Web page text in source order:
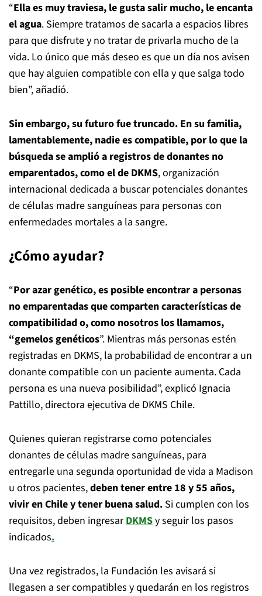
“Ella es muy traviesa, le gusta salir mucho, le encanta
el agua. Siempre tratamos de sacarla a espacios libres
para que disfrute y no tratar de privarla mucho de la
vida. Lo único que más deseo es que un día nos avisen
que hay alguien compatible con ella y que salga todo
bien”, añadió.
Sin embargo, su futuro fue truncado. En su familia,
lamentablemente, nadie es compatible, por lo que la
búsqueda se amplió a registros de donantes no
emparentados, como el de DKMS, organización
internacional dedicada a buscar potenciales donantes
de células madre sanguíneas para personas con
enfermedades mortales a la sangre.
¿Cómo ayudar?
“Por azar genético, es posible encontrar a personas
no emparentadas que comparten características de
compatibilidad o, como nosotros los llamamos,
“gemelos genéticos”. Mientras más personas estén
registradas en DKMS, la probabilidad de encontrar a un
donante compatible con un paciente aumenta. Cada
persona es una nueva posibilidad”, explicó Ignacia
Pattillo, directora ejecutiva de DKMS Chile.
Quienes quieran registrarse como potenciales
donantes de células madre sanguíneas, para
entregarle una segunda oportunidad de vida a Madison
u otros pacientes,deben tener entre 18 y 55 años,
vivir en Chile y tener buena salud. Si cumplen con los
requisitos, deben ingresarDKMSy seguir los pasos
indicados.
Una vez registrados, la Fundación les avisará si
llegasen a ser compatibles y quedarán en los registros